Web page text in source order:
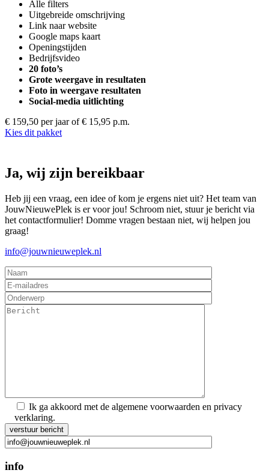
Alle filters
Uitgebreide omschrijving
Link naar website
Google maps kaart
Openingstijden
Bedrijfsvideo
20 foto’s
Grote weergave in resultaten
Foto in weergave resultaten
Social-media uitlichting
€ 159,50 per jaar of € 15,95 p.m.
Kies dit pakket
Ja, wij zijn bereikbaar
Heb jij een vraag, een idee of kom je ergens niet uit? Het team van
JouwNieuwePlek is er voor jou! Schroom niet, stuur je bericht via
het contactformulier! Domme vragen bestaan niet, wij helpen jou
graag!
info@jouwnieuweplek.nl
Ik ga akkoord met de algemene voorwaarden en privacy
verklaring.
Gelieve dit veld leeg te laten.
info